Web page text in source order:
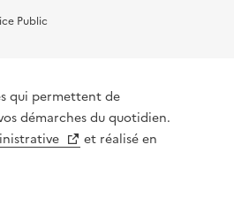
Public
qui permettent de
démarches du quotidien.
et réalisé en